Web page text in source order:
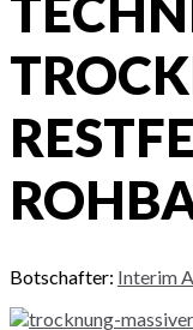
Botschafter: Interim